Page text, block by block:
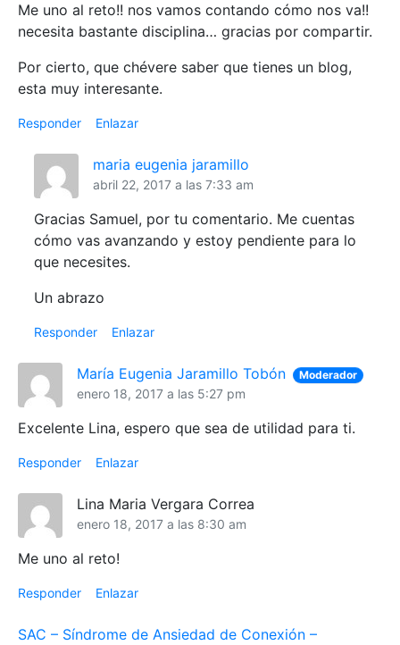
Me uno al reto!! nos vamos contando cómo nos va!!
necesita bastante disciplina… gracias por compartir.
Por cierto, que chévere saber que tienes un blog,
esta muy interesante.
Responder Enlazar
maria eugenia jaramillo
abril 22, 2017 a las 7:33 am
Gracias Samuel, por tu comentario. Me cuentas
cómo vas avanzando y estoy pendiente para lo
que necesites.
Un abrazo
Responder Enlazar
María Eugenia Jaramillo Tobón Moderador
enero 18, 2017 a las 5:27 pm
Excelente Lina, espero que sea de utilidad para ti.
Responder Enlazar
Lina Maria Vergara Correa
enero 18, 2017 a las 8:30 am
Me uno al reto!
Responder Enlazar
SAC – Síndrome de Ansiedad de Conexión –